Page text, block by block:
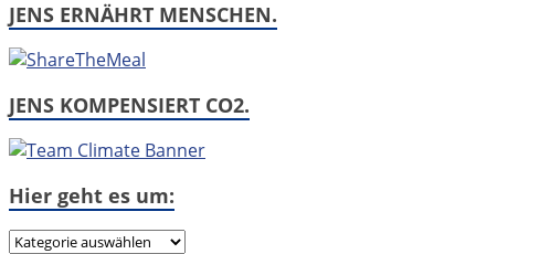
JENS ERNÄHRT MENSCHEN.
JENS KOMPENSIERT CO2.
Hier geht es um:
Hier